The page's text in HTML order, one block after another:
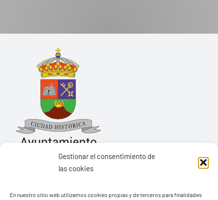
Gestionar el consentimiento de
las cookies
En nuestro sitio web utilizamos cookies propias y de terceros para finalidades
Pza. de Los Remedios, 1